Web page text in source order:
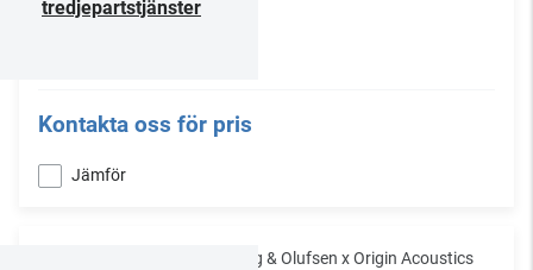
tredjepartstjänster
Kontakta oss för pris
Jämför
Bang & Olufsen x Origin Acoustics